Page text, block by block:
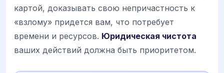
картой, доказывать свою непричастность к
«взлому» придется вам, что потребует
времени и ресурсов. Юридическая чистота
ваших действий должна быть приоритетом.